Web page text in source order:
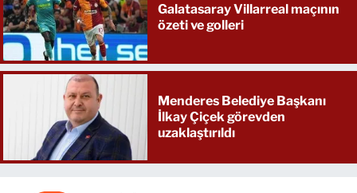
Galatasaray Villarreal maçının
özeti ve golleri
Menderes Belediye Başkanı
İlkay Çiçek görevden
uzaklaştırıldı